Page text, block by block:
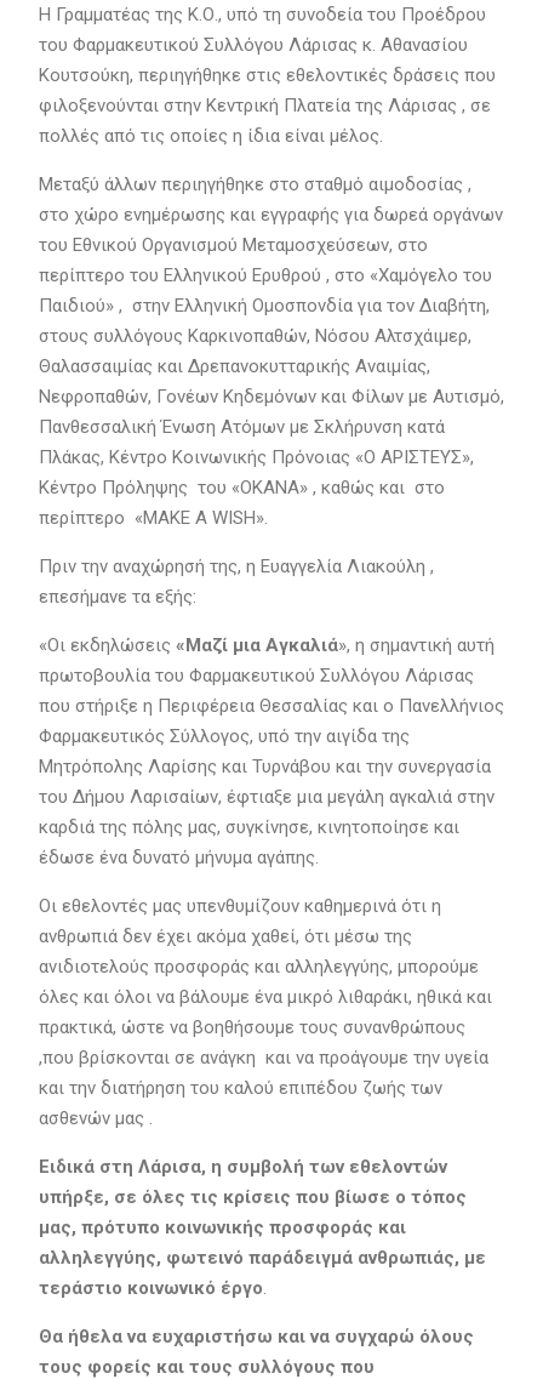
Η Γραμματέας της Κ.Ο., υπό τη συνοδεία του Προέδρου
του Φαρμακευτικού Συλλόγου Λάρισας κ. Αθανασίου
Κουτσούκη, περιηγήθηκε στις εθελοντικές δράσεις που
φιλοξενούνται στην Κεντρική Πλατεία της Λάρισας , σε
πολλές από τις οποίες η ίδια είναι μέλος.
Μεταξύ άλλων περιηγήθηκε στο σταθμό αιμοδοσίας ,
στο χώρο ενημέρωσης και εγγραφής για δωρεά οργάνων
του Εθνικού Οργανισμού Μεταμοσχεύσεων, στο
περίπτερο του Ελληνικού Ερυθρού , στο «Χαμόγελο του
Παιδιού» , στην Ελληνική Ομοσπονδία για τον Διαβήτη,
στους συλλόγους Καρκινοπαθών, Νόσου Αλτσχάιμερ,
Θαλασσαιμίας και Δρεπανοκυτταρικής Αναιμίας,
Νεφροπαθών, Γονέων Κηδεμόνων και Φίλων με Αυτισμό,
Πανθεσσαλική Ένωση Ατόμων με Σκλήρυνση κατά
Πλάκας, Κέντρο Κοινωνικής Πρόνοιας «Ο ΑΡΙΣΤΕΥΣ»,
Κέντρο Πρόληψης του «ΟΚΑΝΑ» , καθώς και στο
περίπτερο «ΜΑΚΕ Α WISH».
Πριν την αναχώρησή της, η Ευαγγελία Λιακούλη ,
επεσήμανε τα εξής:
«Οι εκδηλώσεις «Μαζί μια Αγκαλιά», η σημαντική αυτή
πρωτοβουλία του Φαρμακευτικού Συλλόγου Λάρισας
που στήριξε η Περιφέρεια Θεσσαλίας και ο Πανελλήνιος
Φαρμακευτικός Σύλλογος, υπό την αιγίδα της
Μητρόπολης Λαρίσης και Τυρνάβου και την συνεργασία
του Δήμου Λαρισαίων, έφτιαξε μια μεγάλη αγκαλιά στην
καρδιά της πόλης μας, συγκίνησε, κινητοποίησε και
έδωσε ένα δυνατό μήνυμα αγάπης.
Οι εθελοντές μας υπενθυμίζουν καθημερινά ότι η
ανθρωπιά δεν έχει ακόμα χαθεί, ότι μέσω της
ανιδιοτελούς προσφοράς και αλληλεγγύης, μπορούμε
όλες και όλοι να βάλουμε ένα μικρό λιθαράκι, ηθικά και
πρακτικά, ώστε να βοηθήσουμε τους συνανθρώπους
,που βρίσκονται σε ανάγκη και να προάγουμε την υγεία
και την διατήρηση του καλού επιπέδου ζωής των
ασθενών μας .
Ειδικά στη Λάρισα, η συμβολή των εθελοντών
υπήρξε, σε όλες τις κρίσεις που βίωσε ο τόπος
μας, πρότυπο κοινωνικής προσφοράς και
αλληλεγγύης, φωτεινό παράδειγμά ανθρωπιάς, με
τεράστιο κοινωνικό έργο.
Θα ήθελα να ευχαριστήσω και να συγχαρώ όλους
τους φορείς και τους συλλόγους που